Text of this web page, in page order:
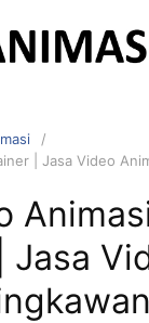
| Jasa Video
Jasa